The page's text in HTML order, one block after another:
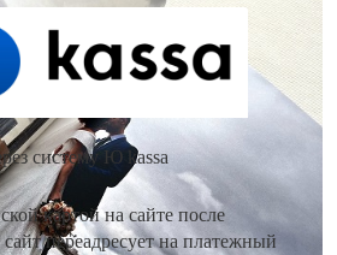
систему Ю kassa
картой на сайте после
переадресует на платежный